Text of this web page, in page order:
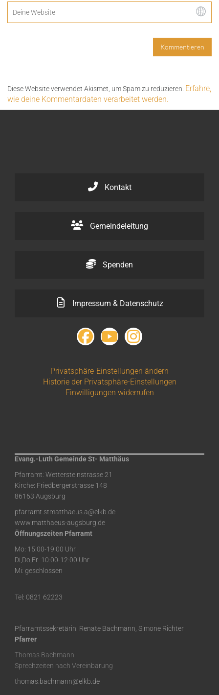
Diese Website verwendet Akismet, um Spam zu reduzieren. Erfahre,
wie deine Kommentardaten verarbeitet werden.
Kontakt
Gemeindeleitung
Spenden
Impressum & Datenschutz
Privatsphäre-Einstellungen ändern
Historie der Privatsphäre-Einstellungen
Einwilligungen widerrufen
Evang.-Luth Gemeinde St- Matthäus
Pfarramt: Wettersteinstrasse 21
Kirche: Friedbergerstrasse 148
86163 Augsburg
pfarramt.stmatthaeus.a@elkb.de
www.matthaeus-augsburg.de
Öffnungszeiten Pfarramt
Mo: 15:00-19:00 Uhr
Di,Do,Fr: 10:00-12:00 Uhr
Mi: geschlossen
Tel: 0821 62223
Pfarramtssekretärin: Renate Bachmann, Simone Richter
Pfarrer
Thomas Bachmann
Sprechzeiten nach Vereinbarung
thomas.bachmann@elkb.de